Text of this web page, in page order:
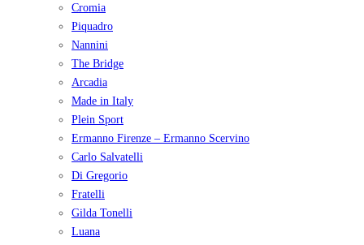
Cromia
Piquadro
Nannini
The Bridge
Arcadia
Made in Italy
Plein Sport
Ermanno Firenze – Ermanno Scervino
Carlo Salvatelli
Di Gregorio
Fratelli
Gilda Tonelli
Luana